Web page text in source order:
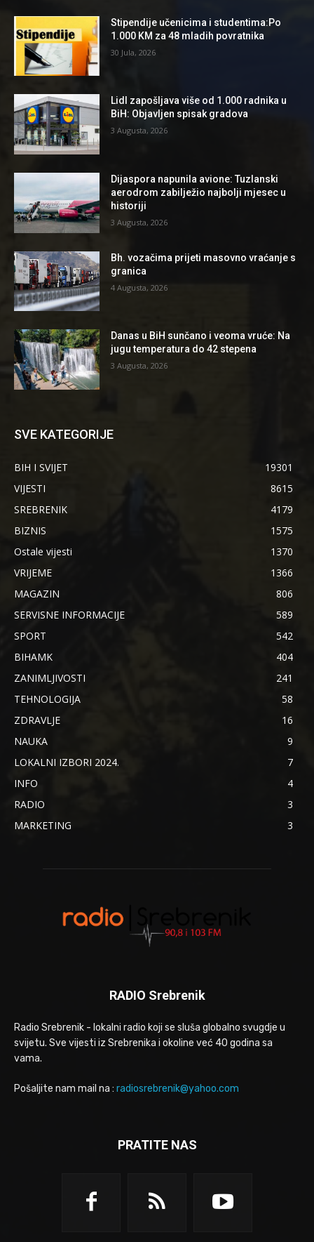
Stipendije učenicima i studentima:Po
1.000 KM za 48 mladih povratnika
30 Jula, 2026
Lidl zapošljava više od 1.000 radnika u
BiH: Objavljen spisak gradova
3 Augusta, 2026
Dijaspora napunila avione: Tuzlanski
aerodrom zabilježio najbolji mjesec u
historiji
3 Augusta, 2026
Bh. vozačima prijeti masovno vraćanje s
granica
4 Augusta, 2026
Danas u BiH sunčano i veoma vruće: Na
jugu temperatura do 42 stepena
3 Augusta, 2026
SVE KATEGORIJE
BIH I SVIJET
19301
VIJESTI
8615
SREBRENIK
4179
BIZNIS
1575
Ostale vijesti
1370
VRIJEME
1366
MAGAZIN
806
SERVISNE INFORMACIJE
589
SPORT
542
BIHAMK
404
ZANIMLJIVOSTI
241
TEHNOLOGIJA
58
ZDRAVLJE
16
NAUKA
9
LOKALNI IZBORI 2024.
7
INFO
4
RADIO
3
MARKETING
3
RADIO Srebrenik
Radio Srebrenik - lokalni radio koji se sluša globalno svugdje u
svijetu. Sve vijesti iz Srebrenika i okoline već 40 godina sa
vama.
Pošaljite nam mail na : radiosrebrenik@yahoo.com
PRATITE NAS